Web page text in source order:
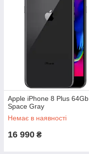
Apple iPhone 8 Plus 64Gb
Space Gray
Немає в наявності
16 990 ₴